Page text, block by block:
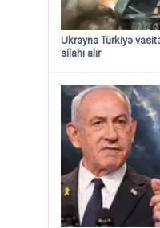
Ukrayna Türkiyə
silahı alır